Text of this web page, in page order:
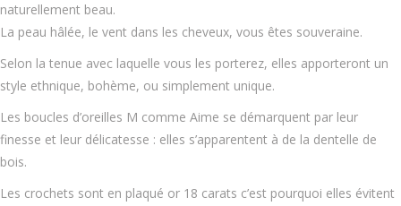
naturellement beau.
La peau hâlée, le vent dans les cheveux, vous êtes souveraine.
Selon la tenue avec laquelle vous les porterez, elles apporteront un
style ethnique, bohème, ou simplement unique.
Les boucles d’oreilles M comme Aime se démarquent par leur
finesse et leur délicatesse : elles s’apparentent à de la dentelle de
bois.
Les crochets sont en plaqué or 18 carats c’est pourquoi elles évitent